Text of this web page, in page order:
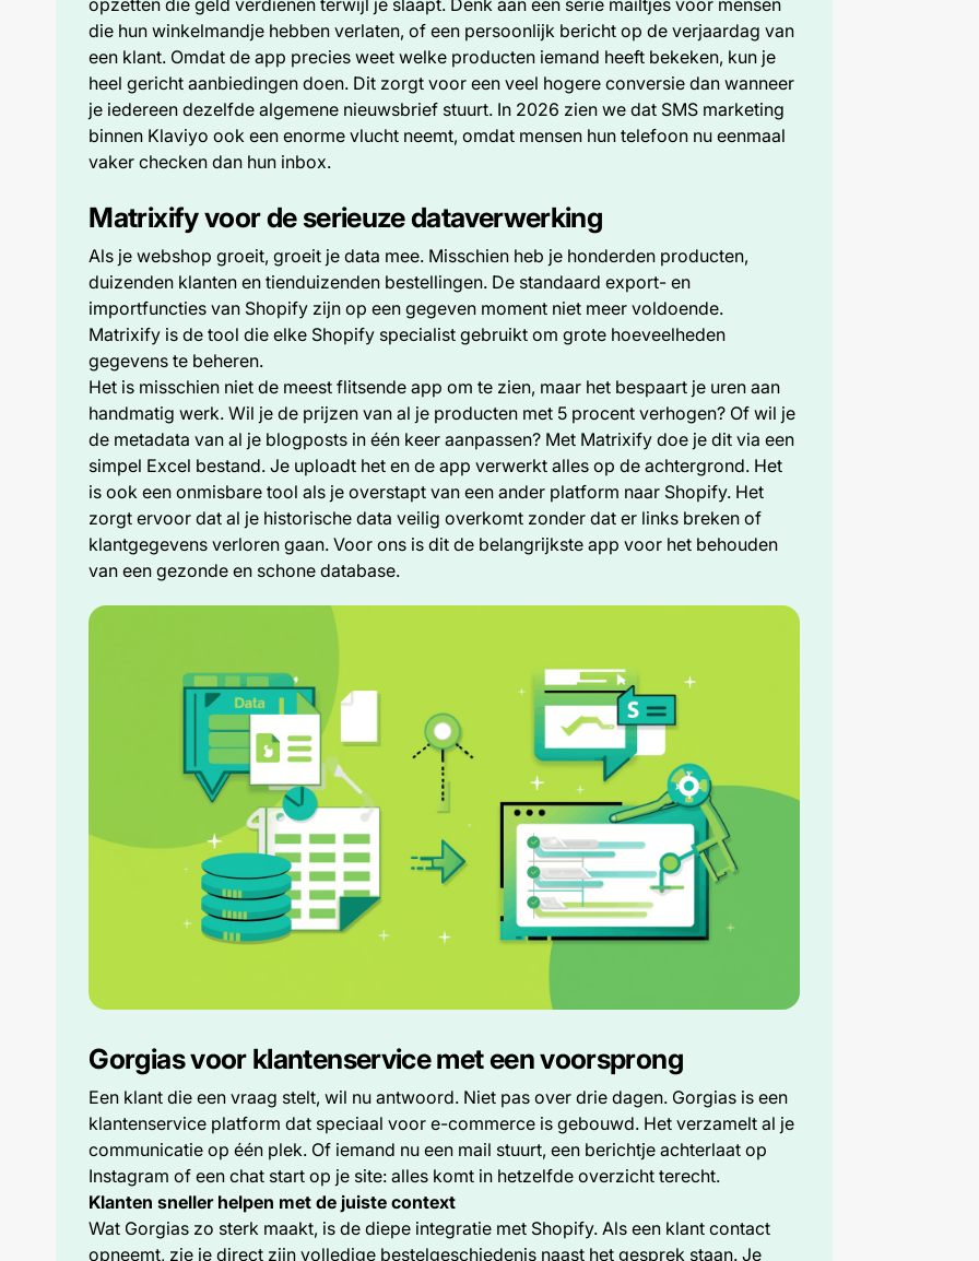
die hun winkelmandje hebben verlaten, of een persoonlijk bericht op de verjaardag van
een klant. Omdat de app precies weet welke producten iemand heeft bekeken, kun je
heel gericht aanbiedingen doen. Dit zorgt voor een veel hogere conversie dan wanneer
je iedereen dezelfde algemene nieuwsbrief stuurt. In 2026 zien we dat SMS marketing
binnen Klaviyo ook een enorme vlucht neemt, omdat mensen hun telefoon nu eenmaal
vaker checken dan hun inbox.
Matrixify voor de serieuze dataverwerking
Als je webshop groeit, groeit je data mee. Misschien heb je honderden producten,
duizenden klanten en tienduizenden bestellingen. De standaard export- en
importfuncties van Shopify zijn op een gegeven moment niet meer voldoende.
Matrixify is de tool die elke Shopify specialist gebruikt om grote hoeveelheden
gegevens te beheren.
Het is misschien niet de meest flitsende app om te zien, maar het bespaart je uren aan
handmatig werk. Wil je de prijzen van al je producten met 5 procent verhogen? Of wil je
de metadata van al je blogposts in één keer aanpassen? Met Matrixify doe je dit via een
simpel Excel bestand. Je uploadt het en de app verwerkt alles op de achtergrond. Het
is ook een onmisbare tool als je overstapt van een ander platform naar Shopify. Het
zorgt ervoor dat al je historische data veilig overkomt zonder dat er links breken of
klantgegevens verloren gaan. Voor ons is dit de belangrijkste app voor het behouden
van een gezonde en schone database.
Gorgias voor klantenservice met een voorsprong
Een klant die een vraag stelt, wil nu antwoord. Niet pas over drie dagen. Gorgias is een
klantenservice platform dat speciaal voor e-commerce is gebouwd. Het verzamelt al je
communicatie op één plek. Of iemand nu een mail stuurt, een berichtje achterlaat op
Instagram of een chat start op je site: alles komt in hetzelfde overzicht terecht.
Klanten sneller helpen met de juiste context
Wat Gorgias zo sterk maakt, is de diepe integratie met Shopify. Als een klant contact
opneemt, zie je direct zijn volledige bestelgeschiedenis naast het gesprek staan. Je